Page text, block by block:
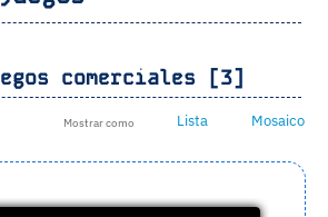
comerciales [3]
Mostrar como Lista Mosaico